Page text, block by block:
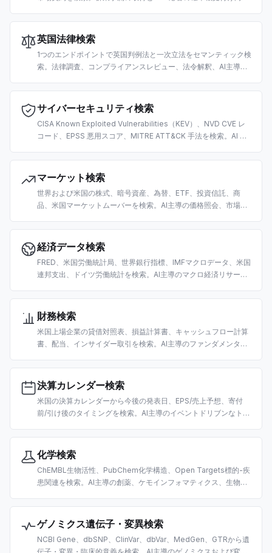
英国法律検索
1つのエンドポイントで英国判例法と一次立法をセマンティック検
索。法律調査、コンプライアンスレビュー、法令解釈、AI主導の
サイバーセキュリティ検索
CISA Known Exploited Vulnerabilities（KEV）、NVD CVE レ
コード、EPSS 悪用スコア、MITRE ATT&CK 手法を検索。AI 主
用向けに構築。
マーケット検索
世界および米国の株式、暗号資産、為替、ETF、投資信託、商
品、米国マーケットムーバーを検索。AI主導の価格照会、市場デ
経済データ検索
FRED、米国労働統計局、世界銀行指標、IMFマクロデータ、米国
連邦支出、ドイツ労働統計を検索。AI主導のマクロ経済リサーチ
財務検索
米国上場企業の貸借対照表、損益計算書、キャッシュフロー計算
書、配当、インサイダー取引を検索。AI主導のファンダメンタル
決算カレンダー検索
米国の決算カレンダーから今後の発表日、EPS/売上予想、寄付
前/引け後のタイミングを検索。AI主導のイベントドリブンなトレ
化学検索
ChEMBL生物活性、PubChem化学構造、Open Targets標的-疾
患関連を検索。AI主導の創薬、ケモインフォマティクス、生物医
ゲノミクス遺伝子・変異検索
NCBI Gene、dbSNP、ClinVar、dbVar、MedGen、GTRから遺